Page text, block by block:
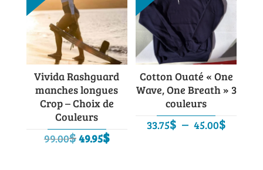
Vivida Rashguard
manches longues
Crop – Choix de
Couleurs
99.00$Le
49.95$Le
Cotton Ouaté « One
Wave, One Breath » 3
couleurs
33.75$ – 45.00$Plage